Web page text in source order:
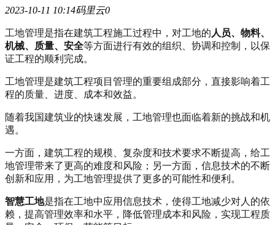
2023-10-11 10:14码里云0
工地管理是指在建筑工程施工过程中，对工地的 人员、物料、
机械、质量、安全等方面进行有效的组织、协调和控制，以保
证工程的顺利完成。
工地管理是建筑工程项目管理的重要组成部分，直接影响着工
程的质量、进度、成本和效益。
随着我国建筑业的快速发展，工地管理也面临着新的挑战和机
遇。
一方面，建筑工程的规模、复杂度和技术要求不断提高，给工
地管理带来了更高的难度和风险；另一方面，信息技术的不断
创新和应用，为工地管理提供了更多的可能性和便利。
智慧工地是指在工地中应用信息技术，使得工地减少对人的依
赖，提高管理效率和水平，降低管理成本和风险，实现工程质